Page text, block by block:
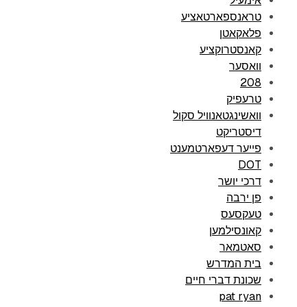
טראנספארטאציע
פלאקאטן
קאנסטרוקציע
וואסער
208
טרעפיק
וואשינגטאנוויל סקול
דיסטריקט
פייער דעפארטמענט
DOT
דרכי יושר
פן ירבה
טעקסעס
קאונסילמען
סאטמאר
בית המדרש
שכונת דברי חיים
pat ryan